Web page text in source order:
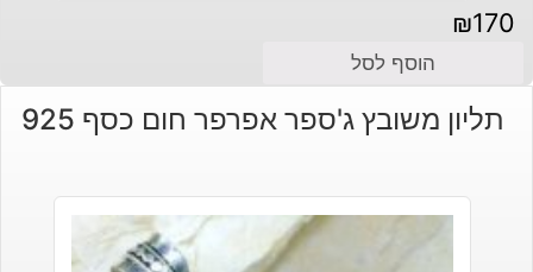
₪170
הוסף לסל
תליון משובץ ג'ספר אפרפר חום כסף 925